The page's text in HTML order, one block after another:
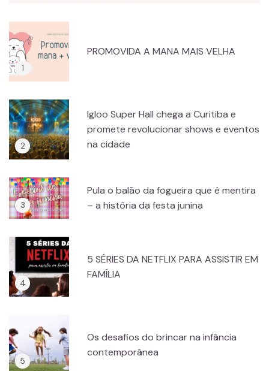
PROMOVIDA A MANA MAIS VELHA
Igloo Super Hall chega a Curitiba e
promete revolucionar shows e eventos
na cidade
Pula o balão da fogueira que é mentira
– a história da festa junina
5 SÉRIES DA NETFLIX PARA ASSISTIR EM
FAMÍLIA
Os desafios do brincar na infância
contemporânea